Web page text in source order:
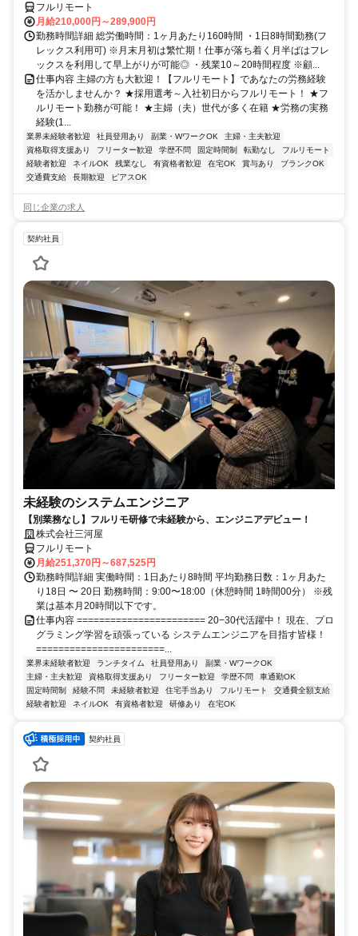
フルリモート
月給210,000円～289,900円
勤務時間詳細 総労働時間：1ヶ月あたり160時間 ・1日8時間勤務(フ
レックス利用可) ※月末月初は繁忙期！仕事が落ち着く月半ばはフレ
ックスを利用して早上がりが可能◎ ・残業10～20時間程度 ※顧...
仕事内容 主婦の方も大歓迎！【フルリモート】であなたの労務経験
を活かしませんか？ ★採用選考～入社初日からフルリモート！ ★フ
ルリモート勤務が可能！ ★主婦（夫）世代が多く在籍 ★労務の実務
経験(1...
業界未経験者歓迎 社員登用あり 副業・WワークOK
主婦・主夫歓迎
資格取得支援あり
フリーター歓迎 学歴不問 固定時間制 転勤なし
フルリモート
経験者歓迎
ネイルOK 残業なし 有資格者歓迎 在宅OK 賞与あり
ブランクOK
交通費支給
長期歓迎 ピアスOK
同じ企業の求人
契約社員
未経験のシステムエンジニア
【別業務なし】フルリモ研修で未経験から、エンジニアデビュー！
株式会社三河屋
フルリモート
月給251,370円～687,525円
勤務時間詳細 実働時間：1日あたり8時間 平均勤務日数：1ヶ月あた
り18日 〜 20日 勤務時間：9:00〜18:00（休憩時間 1時間00分） ※残
業は基本月20時間以下です。
仕事内容 ======================= 20−30代活躍中！ 現在、プロ
グラミング学習を頑張っている システムエンジニアを目指す皆様！
=======================...
業界未経験者歓迎 ランチタイム 社員登用あり
副業・WワークOK
主婦・主夫歓迎
資格取得支援あり フリーター歓迎 学歴不問
車通勤OK
固定時間制
経験不問 未経験者歓迎 住宅手当あり フルリモート
交通費全額支給
経験者歓迎
ネイルOK 有資格者歓迎 研修あり 在宅OK
契約社員